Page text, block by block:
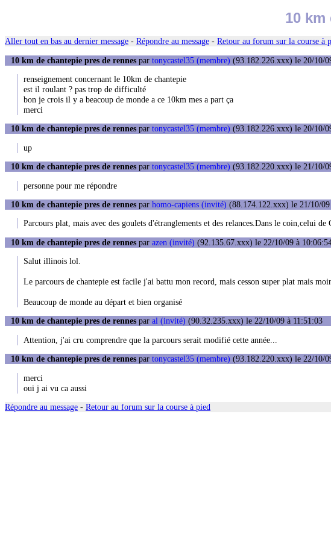
10
Aller tout en bas au dernier message - Répondre au message - Retour au forum sur la course à
10 km de chantepie pres de rennes par tonycastel35 (membre) (93.182.226.xxx) le 20/10/
renseignement concernant le 10km de chantepie
est il roulant ? pas trop de difficulté
bon je crois il y a beacoup de monde a ce 10km mes a part ça
merci
10 km de chantepie pres de rennes par tonycastel35 (membre) (93.182.226.xxx) le 20/10/
up
10 km de chantepie pres de rennes par tonycastel35 (membre) (93.182.220.xxx) le 21/10/
personne pour me répondre
10 km de chantepie pres de rennes par homo-capiens (invité) (88.174.122.xxx) le 21/10/
Parcours plat, mais avec des goulets d'étranglements et des relances.Dans le coin,celui
10 km de chantepie pres de rennes par azen (invité) (92.135.67.xxx) le 22/10/09 à
Salut illinois lol.
Le parcours de chantepie est facile j'ai battu mon record, mais cesson super plat mais
Beaucoup de monde au départ et bien organisé
10 km de chantepie pres de rennes par al (invité) (90.32.235.xxx) le 22/10/09 à 11:51:03
Attention, j'ai cru comprendre que la parcours serait modifié cette année...
10 km de chantepie pres de rennes par tonycastel35 (membre) (93.182.220.xxx) le 22/10/
merci
oui j ai vu ca aussi
Répondre au message - Retour au forum sur la course à pied